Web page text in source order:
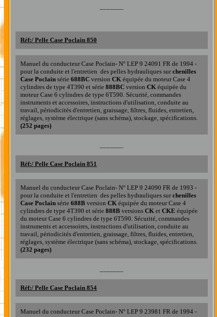
Réf:/ Pelle Case Poclain 850
Manuel du conducteur Case Poclain- N° LEP 9 24091 FR de 1994 -
pour la conduite et l'entretien des pelles hydrauliques surchenilles
Case Poclain série 688BC version CK équipée du moteur Case 4
cylindres de type 4T390 et série 888BC version CK équipée du
moteur Case 6 cylindres de type 6T590. Sécurité, commandes
instruments et accessoires, instructions d'utilisation, conduite au
travail, périodicités d'entretien, graissage, filtres, fluides, entretien,
réglages, système électrique (sans schéma), stockage, spécifications.
(252 pages)
Réf:/ Pelle Case Poclain 851
Manuel du conducteur Case Poclain- N° LEP 9 24090 FR de 1993 -
pour la conduite et l'entretien des pelles hydrauliques surchenilles
Case Poclain série 688B version CK équipée du moteur Case 4
cylindres de type 4T390 et série 888B versions CK et CKE équipée
du moteur Case 6 cylindres de type 6T590. Sécurité, commandes
instruments et accessoires, instructions d'utilisation, conduite au
travail, périodicités d'entretien, graissage, filtres, fluides, entretien,
réglages, système électrique (sans schéma), stockage, spécifications.
(232 pages)
Réf:/ Pelle Case Poclain 854
Manuel du conducteur Case Poclain- N° LEP 9 23981 FR de 1994 -